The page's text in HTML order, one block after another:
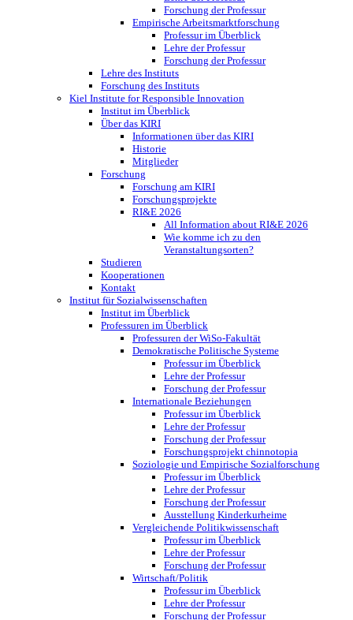
Forschung der Professur
Empirische Arbeitsmarktforschung
Professur im Überblick
Lehre der Professur
Forschung der Professur
Lehre des Instituts
Forschung des Instituts
Kiel Institute for Responsible Innovation
Institut im Überblick
Über das KIRI
Informationen über das KIRI
Historie
Mitglieder
Forschung
Forschung am KIRI
Forschungsprojekte
RI&E 2026
All Information about RI&E 2026
Wie komme ich zu den
Veranstaltungsorten?
Studieren
Kooperationen
Kontakt
Institut für Sozialwissenschaften
Institut im Überblick
Professuren im Überblick
Professuren der WiSo-Fakultät
Demokratische Politische Systeme
Professur im Überblick
Lehre der Professur
Forschung der Professur
Internationale Beziehungen
Professur im Überblick
Lehre der Professur
Forschung der Professur
Forschungsprojekt chinnotopia
Soziologie und Empirische Sozialforschung
Professur im Überblick
Lehre der Professur
Forschung der Professur
Ausstellung Kinderkurheime
Vergleichende Politikwissenschaft
Professur im Überblick
Lehre der Professur
Forschung der Professur
Wirtschaft/Politik
Professur im Überblick
Lehre der Professur
Forschung der Professur